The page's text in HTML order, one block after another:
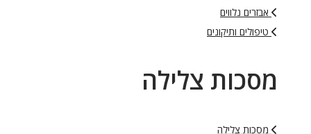
אבזרים נלווים
טיפולים ותיקונים
מסכות צלילה
מסכות צלילה